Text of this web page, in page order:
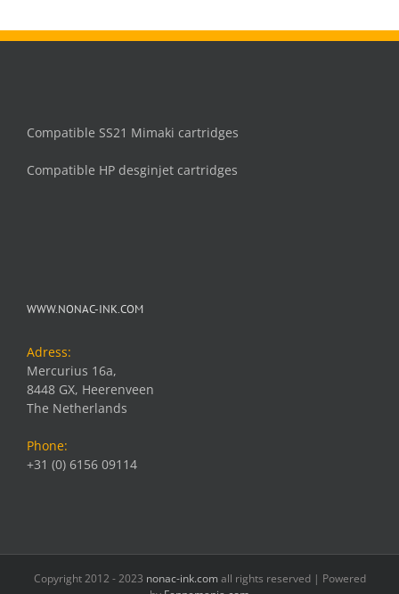
Compatible SS21 Mimaki cartridges
Compatible HP desginjet cartridges
WWW.NONAC-INK.COM
Adress:
Mercurius 16a,
8448 GX, Heerenveen
The Netherlands
Phone:
+31 (0) 6156 09114
Copyright 2012 - 2023 nonac-ink.com all rights reserved | Powered